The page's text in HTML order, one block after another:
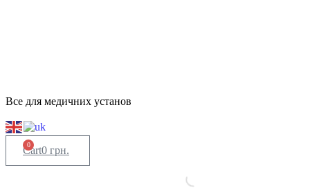
Все для медичних установ
0 грн.
0
Cart